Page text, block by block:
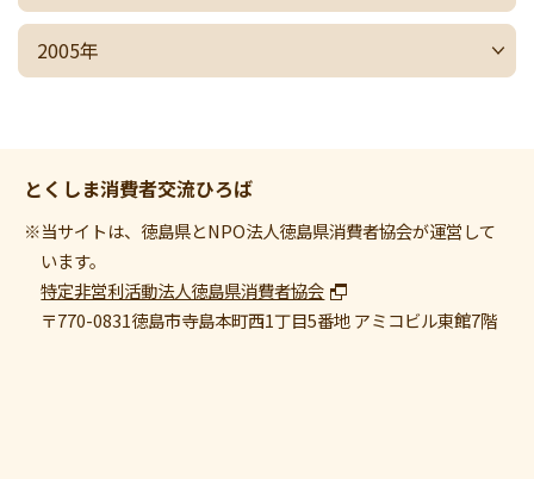
2005年
とくしま消費者交流ひろば
※当サイトは、徳島県とNPO法人徳島県消費者協会が運営して
います。
特定非営利活動法人徳島県消費者協会
〒770-0831徳島市寺島本町西1丁目5番地 アミコビル東館7階